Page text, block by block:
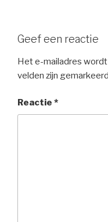
Geef een reactie
Het e-mailadres
velden zijn
Reactie *